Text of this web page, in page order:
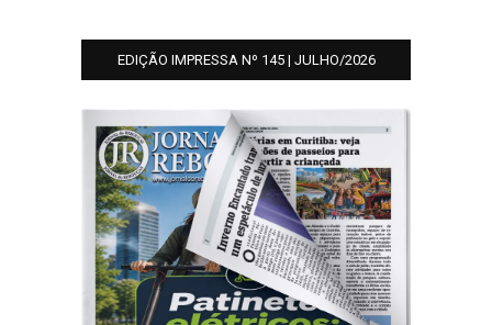
EDIÇÃO IMPRESSA Nº 145 | JULHO/2026